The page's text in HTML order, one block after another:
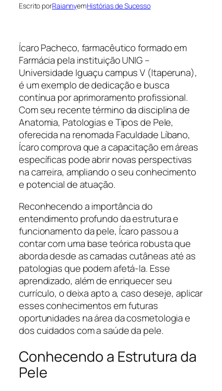
Escrito porRaiannyemHistórias de Sucesso
Ícaro Pacheco, farmacêutico formado em
Farmácia pela instituição UNIG –
Universidade Iguaçu campus V (Itaperuna),
é um exemplo de dedicação e busca
contínua por aprimoramento profissional.
Com seu recente término da disciplina de
Anatomia, Patologias e Tipos de Pele,
oferecida na renomada Faculdade Líbano,
Ícaro comprova que a capacitação em áreas
específicas pode abrir novas perspectivas
na carreira, ampliando o seu conhecimento
e potencial de atuação.
Reconhecendo a importância do
entendimento profundo da estrutura e
funcionamento da pele, Ícaro passou a
contar com uma base teórica robusta que
aborda desde as camadas cutâneas até as
patologias que podem afetá-la. Esse
aprendizado, além de enriquecer seu
currículo, o deixa apto a, caso deseje, aplicar
esses conhecimentos em futuras
oportunidades na área da cosmetologia e
dos cuidados com a saúde da pele.
Conhecendo a Estrutura da
Pele